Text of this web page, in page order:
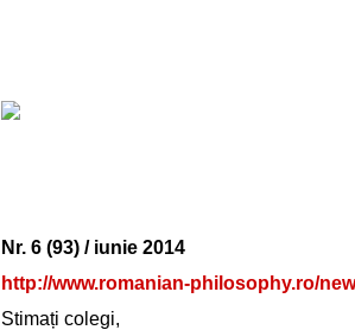
Nr. 6 (93) / iunie 2014
http://www.romanian-philosophy.ro/
Stimați colegi,